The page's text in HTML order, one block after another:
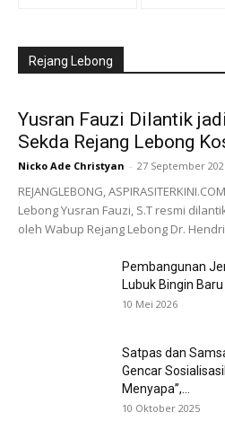
Rejang Lebong
Yusran Fauzi Dilantik
Sekda Rejang Lebong
Nicko Ade Christyan - 27 September
REJANGLEBONG,
Lebong Yusran Fauzi, S.T resmi
oleh Wabup Rejang Lebong Dr. Hendri
Pembangunan
Lubuk Bingin Baru
10 Mei 2026
Satpas dan
Gencar
Menyapa”,...
10 Oktober 2025